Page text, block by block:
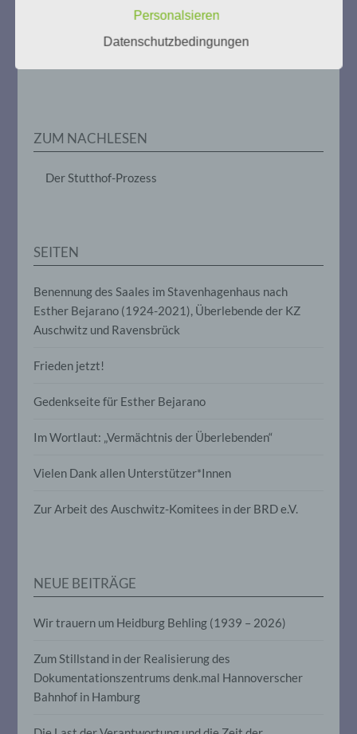
Vom 20. April bis 14. Juni 2026
Weitere Informationen:gedenken-eimsbuettel.de
ZUM NACHLESEN
Der Stutthof-Prozess
SEITEN
Benennung des Saales im Stavenhagenhaus nach
Esther Bejarano (1924-2021), Überlebende der KZ
Auschwitz und Ravensbrück
Frieden jetzt!
Gedenkseite für Esther Bejarano
Im Wortlaut: „Vermächtnis der Überlebenden“
Vielen Dank allen Unterstützer*Innen
Zur Arbeit des Auschwitz-Komitees in der BRD e.V.
NEUE BEITRÄGE
Wir trauern um Heidburg Behling (1939 – 2026)
Zum Stillstand in der Realisierung des
Dokumentationszentrums denk.mal Hannoverscher
Bahnhof in Hamburg
Vorgang oder jede solche Vorgangsreihe
personenbezogenen Daten wie das
das Ordnen, die Speicherung, die
Verbreitung oder eine andere Form der
Bereitstellung, den Abgleich oder die
Löschen oder die Vernichtung.
personenbezogener Daten mit dem Ziel,
ihre künftige Verarbeitung einzuschränken.
Verarbeitung personenbezogener Daten,
personenbezogenen Daten verwendet
Person beziehen, zu bewerten,
Arbeitsleistung, wirtschaftlicher Lage,
vorherzusagen.
f) Pseudonymisierung
Pseudonymisierung ist die Verarbeitung
personenbezogener Daten in einer Weise,
auf welche die personenbezogenen Daten
ohne Hinzuziehung zusätzlicher
Personalsieren
Datenschutzbedingungen